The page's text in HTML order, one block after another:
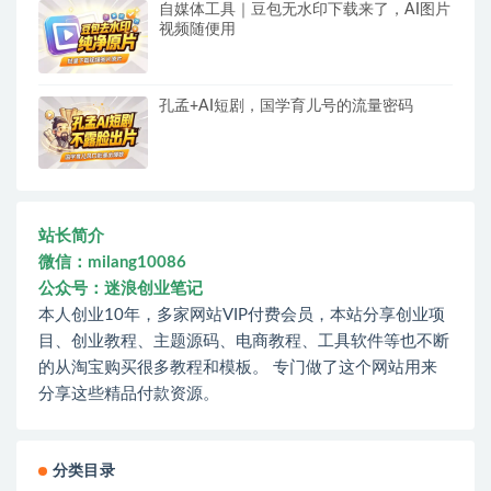
自媒体工具｜豆包无水印下载来了，AI图片
视频随便用
孔孟+AI短剧，国学育儿号的流量密码
站长简介
微信：milang10086
公众号：迷浪创业笔记
本人创业10年，多家网站VIP付费会员，本站分享创业项
目、创业教程、主题源码、电商教程、工具软件等也不断
的从淘宝购买很多教程和模板。 专门做了这个网站用来
分享这些精品付款资源。
分类目录